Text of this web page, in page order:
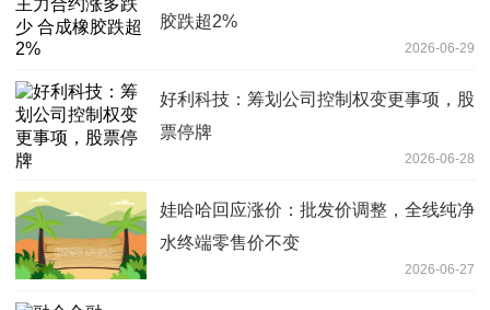
胶跌超2%
2026-06-29
好利科技：筹划公司控制权变更事项，股
票停牌
2026-06-28
娃哈哈回应涨价：批发价调整，全线纯净
水终端零售价不变
2026-06-27